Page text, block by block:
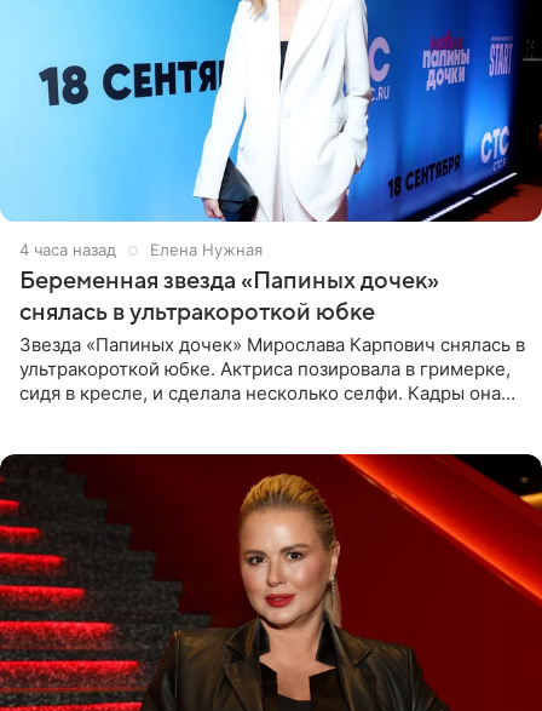
4 часа назад Елена Нужная
Беременная звезда «Папиных дочек»
снялась в ультракороткой юбке
Звезда «Папиных дочек» Мирослава Карпович снялась в
ультракороткой юбке. Актриса позировала в гримерке,
сидя в кресле, и сделала несколько селфи. Кадры она